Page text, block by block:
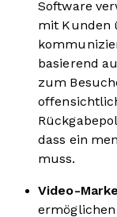
Software
mit Kunden
basierend
zum
dass ein
muss.
Video-